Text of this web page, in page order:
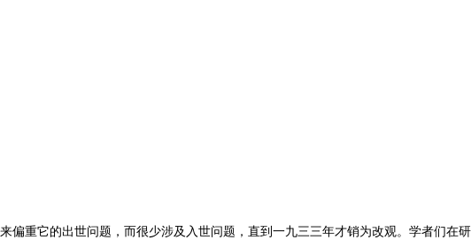
重它的出世问题，而很少涉及入世问题，直到一九三三年才销为改观。学者们在